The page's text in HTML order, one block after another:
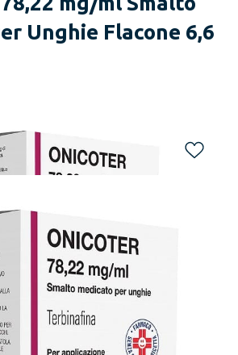
Unghie Flacone 6,6